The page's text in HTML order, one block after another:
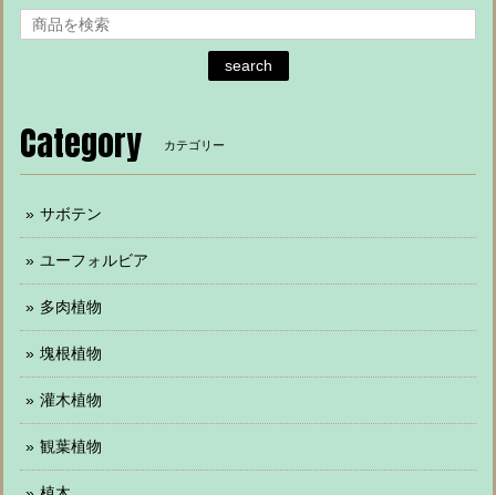
search
Category カテゴリー
サボテン
ユーフォルビア
多肉植物
塊根植物
灌木植物
観葉植物